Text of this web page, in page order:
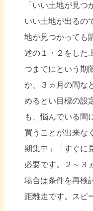
「いい土地が見
いい土地が出るの
地が見つかっても
述の１・２をした
つまでにという期
か、３ヵ月の間な
めるとい目標の設
も、悩んでいる間
買うことが出来な
期集中」「すぐに
必要です。２～３
場合は条件を再検
距離走です。スピ